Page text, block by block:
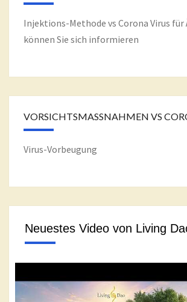
Injektions-Methode vs Corona Virus
können Sie sich informieren
VORSICHTSMASSNAHMEN VS
Virus-Vorbeugung
Neuestes Video von Living